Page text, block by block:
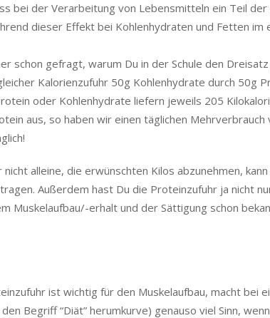
bei der Verarbeitung von Lebensmitteln ein Teil
dieser Effekt bei Kohlenhydraten und Fetten
schon gefragt, warum Du in der Schule den
Kalorienzufuhr 50g Kohlenhydrate durch 50g
oder Kohlenhydrate liefern jeweils 205
aus, so haben wir einen täglichen
nicht alleine, die erwünschten Kilos abzunehmen,
Außerdem hast Du die Proteinzufuhr ja nicht
Muskelaufbau/-erhalt und der Sättigung schon
ist wichtig für den Muskelaufbau, macht bei
Begriff “Diät” herumkurve) genauso viel Sinn,